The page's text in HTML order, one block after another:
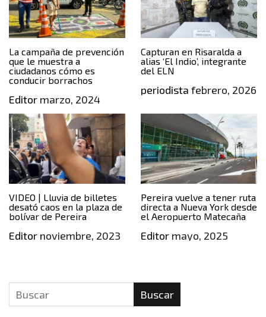
La campaña de prevención
que le muestra a
ciudadanos cómo es
conducir borrachos
Editor marzo, 2024
Capturan en Risaralda a
alias ‘El Indio’, integrante
del ELN
periodista febrero, 2026
VIDEO | Lluvia de billetes
desató caos en la plaza de
bolívar de Pereira
Editor noviembre, 2023
Pereira vuelve a tener ruta
directa a Nueva York desde
el Aeropuerto Matecaña
Editormayo, 2025
Buscar